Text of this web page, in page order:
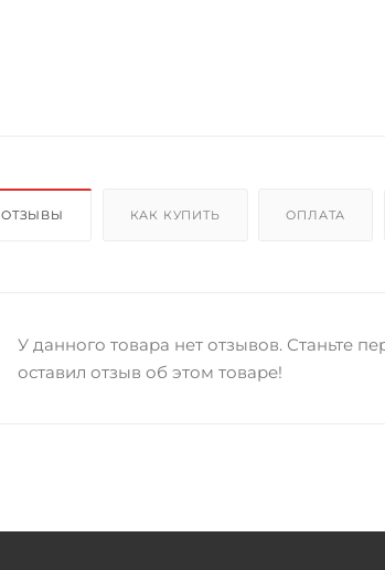
ОТЗЫВЫ КАК КУПИТЬ ОПЛАТА
У данного товара нет отзывов. Станьте
оставил отзыв об этом товаре!